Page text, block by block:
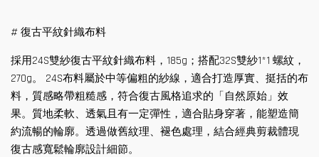
# 復古平紋針織布料
採用24S雙紗復古平紋針織布料，185g；搭配32S雙紗1*1 螺紋，
270g。 24S布料屬於中等偏粗的紗線，適合打造厚實、挺括的布
料，質感略帶粗糙感，符合復古風格追求的「自然原始」效
果。質地柔軟、透氣且有一定彈性，適合貼身穿著，能塑造簡
約流暢的輪廓。透過做舊紋理、褪色處理，結合經典剪裁體現
復古感寬鬆輪廓設計細節。